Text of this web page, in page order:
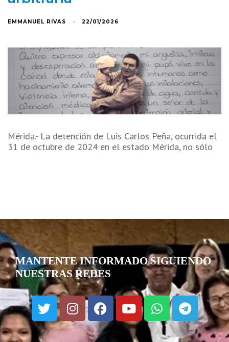
EMMANUEL RIVAS 22/01/2026
Mérida.- La detención de Luis Carlos Peña, ocurrida el
31 de octubre de 2024 en el estado Mérida, no sólo
MANTENTE INFORMADO SIGUIENDO
NUESTRAS REDES